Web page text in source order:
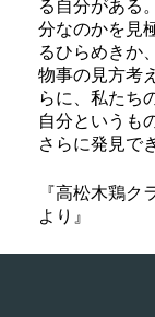
る自分がある
分なのかを見
るひらめきか
物事の見方考
らに、私たち
自分というも
さらに発見で
『高松木鶏
より』